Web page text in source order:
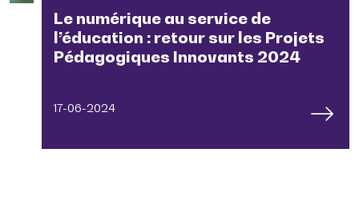
Le numérique au service de
l’éducation : retour sur les Projets
Pédagogiques Innovants 2024
17-06-2024